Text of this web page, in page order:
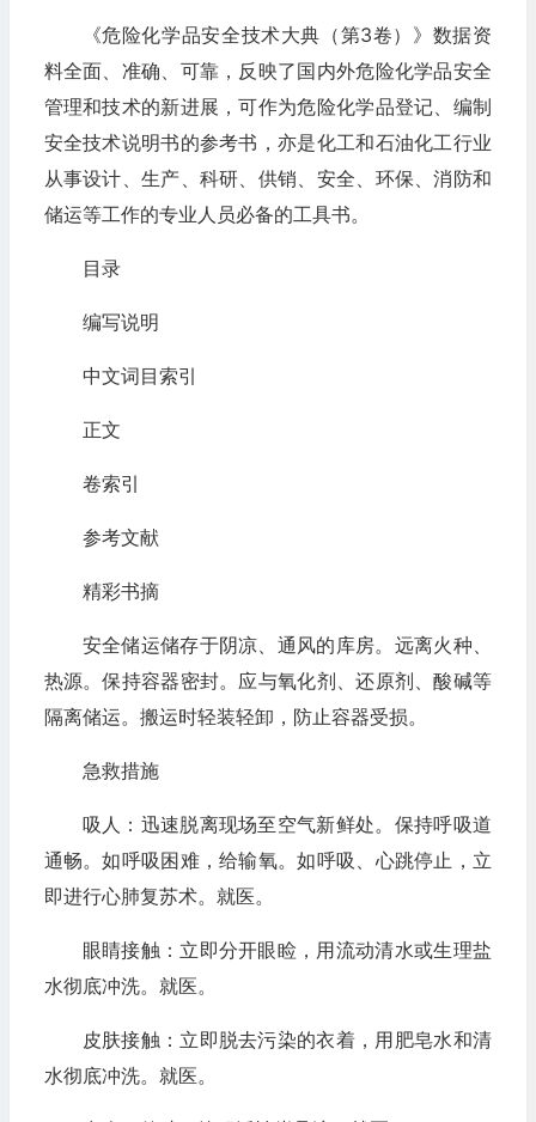
《危险化学品安全技术大典（第3卷）》数据资
料全面、准确、可靠，反映了国内外危险化学品安全
管理和技术的新进展，可作为危险化学品登记、编制
安全技术说明书的参考书，亦是化工和石油化工行业
从事设计、生产、科研、供销、安全、环保、消防和
储运等工作的专业人员必备的工具书。
目录
编写说明
中文词目索引
正文
卷索引
参考文献
精彩书摘
安全储运储存于阴凉、通风的库房。远离火种、
热源。保持容器密封。应与氧化剂、还原剂、酸碱等
隔离储运。搬运时轻装轻卸，防止容器受损。
急救措施
吸人：迅速脱离现场至空气新鲜处。保持呼吸道
通畅。如呼吸困难，给输氧。如呼吸、心跳停止，立
即进行心肺复苏术。就医。
眼睛接触：立即分开眼睑，用流动清水或生理盐
水彻底冲洗。就医。
皮肤接触：立即脱去污染的衣着，用肥皂水和清
水彻底冲洗。就医。